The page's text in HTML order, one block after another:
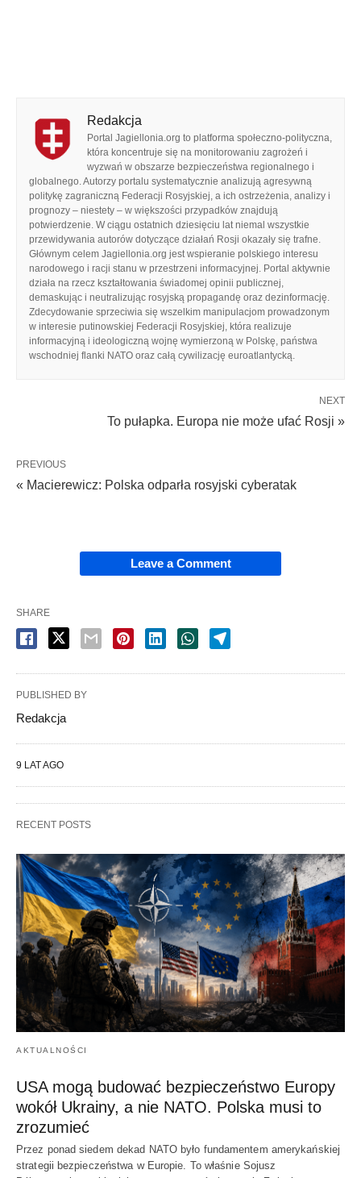
Redakcja
Portal Jagiellonia.org to platforma społeczno-polityczna,
która koncentruje się na monitorowaniu zagrożeń i
wyzwań w obszarze bezpieczeństwa regionalnego i
globalnego. Autorzy portalu systematycznie analizują agresywną
politykę zagraniczną Federacji Rosyjskiej, a ich ostrzeżenia, analizy i
prognozy – niestety – w większości przypadków znajdują
potwierdzenie. W ciągu ostatnich dziesięciu lat niemal wszystkie
przewidywania autorów dotyczące działań Rosji okazały się trafne.
Głównym celem Jagiellonia.org jest wspieranie polskiego interesu
narodowego i racji stanu w przestrzeni informacyjnej. Portal aktywnie
działa na rzecz kształtowania świadomej opinii publicznej,
demaskując i neutralizując rosyjską propagandę oraz dezinformację.
Zdecydowanie sprzeciwia się wszelkim manipulacjom prowadzonym
w interesie putinowskiej Federacji Rosyjskiej, która realizuje
informacyjną i ideologiczną wojnę wymierzoną w Polskę, państwa
wschodniej flanki NATO oraz całą cywilizację euroatlantycką.
NEXT
To pułapka. Europa nie może ufać Rosji »
PREVIOUS
« Macierewicz: Polska odparła rosyjski cyberatak
Leave a Comment
SHARE
PUBLISHED BY
Redakcja
9 LAT AGO
RECENT POSTS
AKTUALNOŚCI
USA mogą budować bezpieczeństwo Europy
wokół Ukrainy, a nie NATO. Polska musi to
zrozumieć
Przez ponad siedem dekad NATO było fundamentem amerykańskiej
strategii bezpieczeństwa w Europie. To właśnie Sojusz